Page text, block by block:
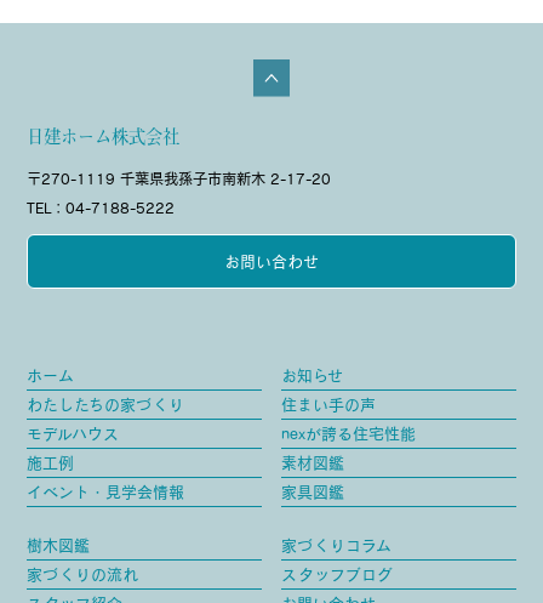
日建ホーム株式会社
〒270-1119 千葉県我孫子市南新木 2-17-20
TEL：04-7188-5222
お問い合わせ
ホーム
わたしたちの家づくり
モデルハウス
施工例
イベント・見学会情報
お知らせ
住まい手の声
nexが誇る住宅性能
素材図鑑
家具図鑑
樹木図鑑
家づくりの流れ
家づくりコラム
スタッフブログ